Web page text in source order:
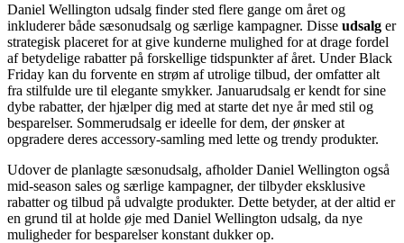
Daniel Wellington udsalg finder sted flere gange om året og
inkluderer både sæsonudsalg og særlige kampagner. Disse udsalg er
strategisk placeret for at give kunderne mulighed for at drage fordel
af betydelige rabatter på forskellige tidspunkter af året. Under Black
Friday kan du forvente en strøm af utrolige tilbud, der omfatter alt
fra stilfulde ure til elegante smykker. Januarudsalg er kendt for sine
dybe rabatter, der hjælper dig med at starte det nye år med stil og
besparelser. Sommerudsalg er ideelle for dem, der ønsker at
opgradere deres accessory-samling med lette og trendy produkter.
Udover de planlagte sæsonudsalg, afholder Daniel Wellington også
mid-season sales og særlige kampagner, der tilbyder eksklusive
rabatter og tilbud på udvalgte produkter. Dette betyder, at der altid er
en grund til at holde øje med Daniel Wellington udsalg, da nye
muligheder for besparelser konstant dukker op.